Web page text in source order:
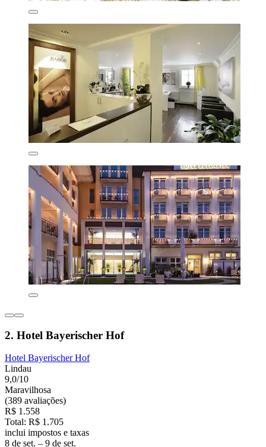
2. Hotel Bayerischer Hof
Hotel Bayerischer Hof
Lindau
9,0/10
Maravilhosa
(389 avaliações)
R$ 1.558
Total: R$ 1.705
inclui impostos e taxas
8 de set. – 9 de set.